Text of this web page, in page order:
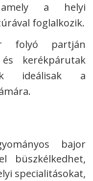
a helyi
foglalkozik.
partján
kerékpárutak
ideálisak a
bajor
büszkélkedhet,
specialitásokat,